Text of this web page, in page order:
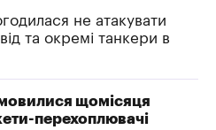
не атакувати
та окремі танкери в
щомісяця
перехоплювачі